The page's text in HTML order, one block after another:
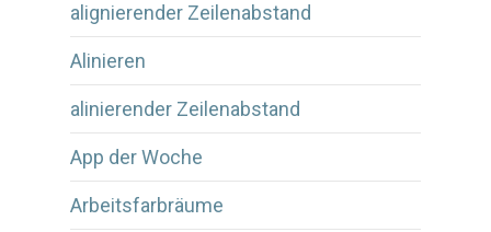
alignierender Zeilenabstand
Alinieren
alinierender Zeilenabstand
App der Woche
Arbeitsfarbräume